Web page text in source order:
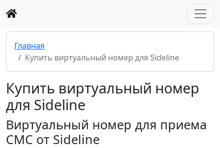
Главная
Купить виртуальный номер для Sideline
Купить виртуальный номер
для Sideline
Виртуальный номер для приема
СМС от Sideline